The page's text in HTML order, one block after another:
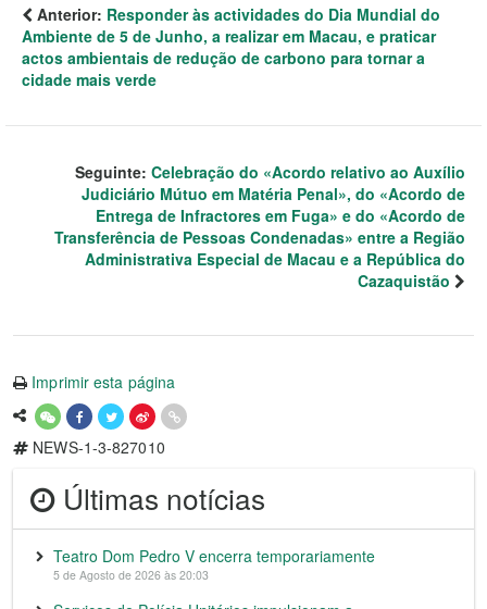
Anterior: Responder às actividades do Dia Mundial do
Ambiente de 5 de Junho, a realizar em Macau, e praticar
actos ambientais de redução de carbono para tornar a
cidade mais verde
Seguinte: Celebração do «Acordo relativo ao Auxílio
Judiciário Mútuo em Matéria Penal», do «Acordo de
Entrega de Infractores em Fuga» e do «Acordo de
Transferência de Pessoas Condenadas» entre a Região
Administrativa Especial de Macau e a República do
Cazaquistão
Imprimir esta página
NEWS-1-3-827010
Últimas notícias
Teatro Dom Pedro V encerra temporariamente
5 de Agosto de 2026 às 20:03